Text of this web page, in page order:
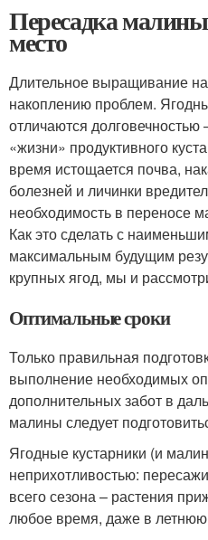
Пересадка
место
Длительное выращивание
накоплению проблем.
отличаются
«жизни» продуктивного
время истощается почва,
болезней и личинки
необходимость в переносе
Как это сделать с
максимальным будущим
крупных ягод, мы и
Оптимальные сроки
Только правильная
выполнение необходимых
дополнительных забот в
малины следует
Ягодные кустарники (и
неприхотливостью:
всего сезона – растения
любое время, даже в